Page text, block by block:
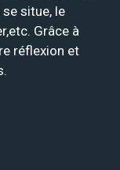
situe, le
Grâce à
réflexion et